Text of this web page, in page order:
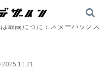
>【市民必見】福島市にオ
最高だった！スターバックス
2025.11.21